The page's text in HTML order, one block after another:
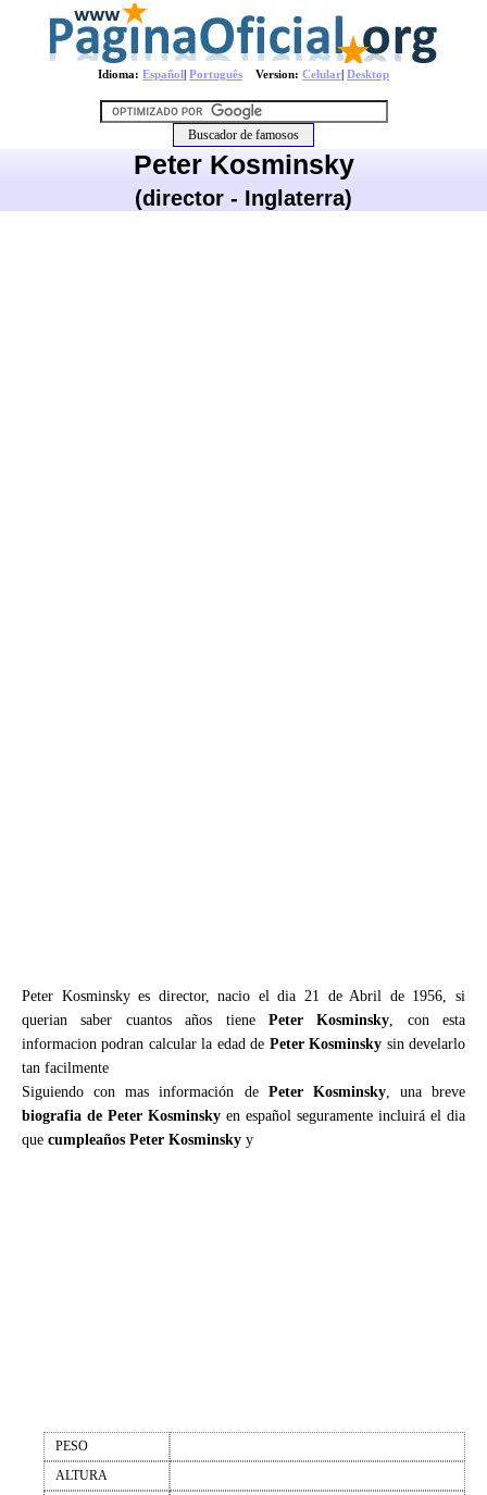
Idioma: Español| Português Version: Celular| Desktop
Peter Kosminsky
(director - Inglaterra)
Peter Kosminsky es director, nacio el dia 21 de Abril de 1956, si
querian saber cuantos años tiene Peter Kosminsky, con esta
informacion podran calcular la edad de Peter Kosminsky sin develarlo
tan facilmente
Siguiendo con mas información de Peter Kosminsky, una breve
biografia de Peter Kosminsky en español seguramente incluirá el dia
que cumpleaños Peter Kosminsky y
PESO
ALTURA